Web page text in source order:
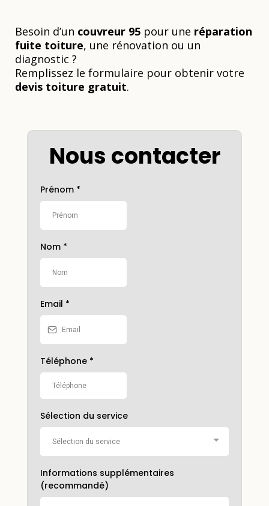
Besoin d’un couvreur 95 pour une réparation
fuite toiture, une rénovation ou un
diagnostic ?
Remplissez le formulaire pour obtenir votre
devis toiture gratuit.
Nous contacter
Prénom *
Nom *
Email *
Téléphone *
Sélection du service
Sélection du service
Informations supplémentaires
(recommandé)